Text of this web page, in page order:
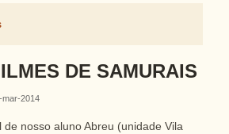
DE SAMURAIS
mar-2014
de nosso aluno Abreu (unidade Vila